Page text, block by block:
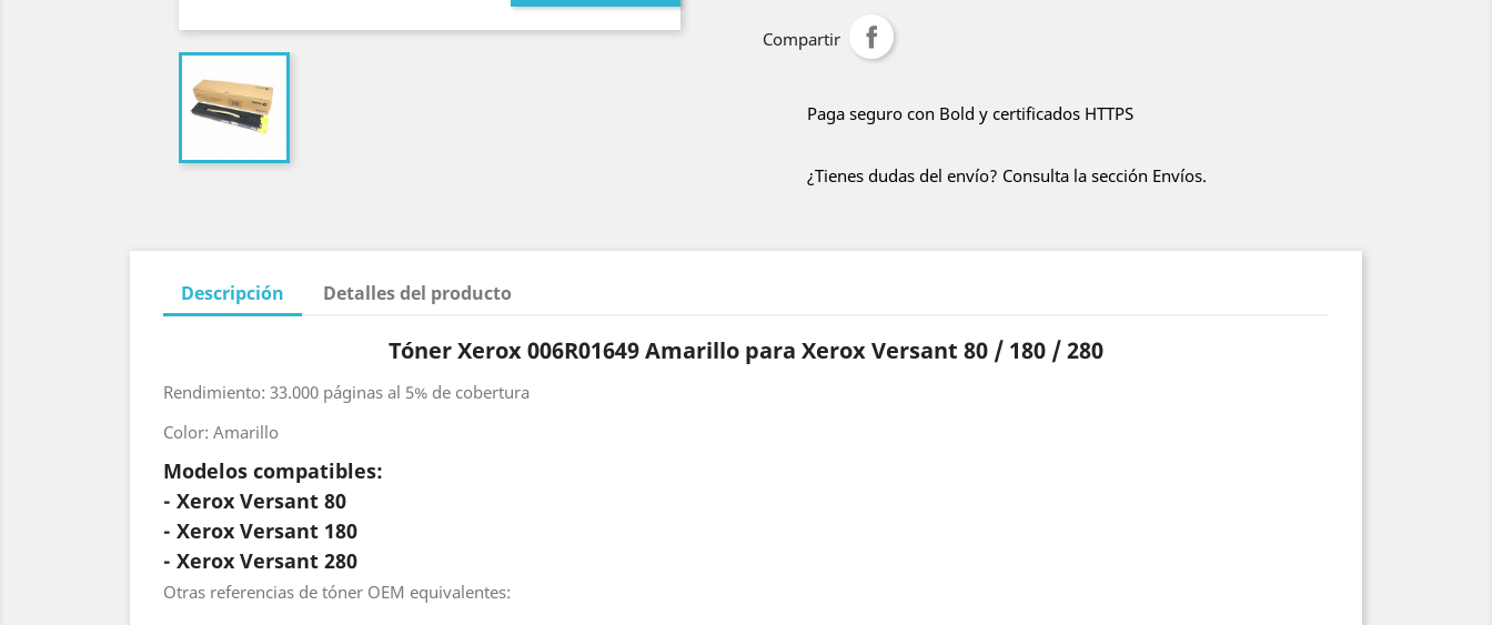
Compartir
Paga seguro con Bold y certificados HTTPS
¿Tienes dudas del envío? Consulta la sección Envíos.
Descripción Detalles del producto
Tóner Xerox 006R01649 Amarillo para Xerox Versant 80 / 180 / 280
Rendimiento: 33.000 páginas al 5% de cobertura
Color: Amarillo
Modelos compatibles:
- Xerox Versant 80
- Xerox Versant 180
- Xerox Versant 280
Otras referencias de tóner OEM equivalentes: